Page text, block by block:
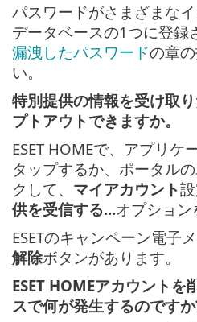
パスワードがさまざまな
データベースの1つに登録
漏洩したパスワードの章
い。
特別提供の情報を受け取
プトアウトできますか。
ESET HOMEで、アプリケ
タップするか、ポータル
クして、 マイアカウント
供を受信する...オプション
ESETのキャンペーン電子
解除ボタンがあります。
ESET HOMEアカウントを
スで何が発生するのです